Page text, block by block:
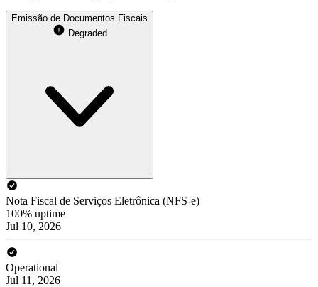
Emissão de Documentos Fiscais
Degraded
Nota Fiscal de Serviços Eletrônica (NFS-e)
100% uptime
Jul 10, 2026
Operational
Jul 11, 2026